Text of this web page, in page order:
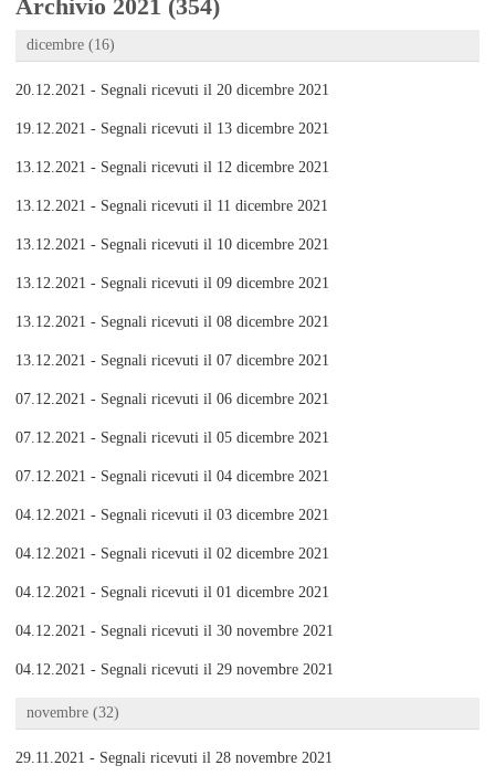
Archivio 2021 (354)
dicembre (16)
20.12.2021 - Segnali ricevuti il 20 dicembre 2021
19.12.2021 - Segnali ricevuti il 13 dicembre 2021
13.12.2021 - Segnali ricevuti il 12 dicembre 2021
13.12.2021 - Segnali ricevuti il 11 dicembre 2021
13.12.2021 - Segnali ricevuti il 10 dicembre 2021
13.12.2021 - Segnali ricevuti il 09 dicembre 2021
13.12.2021 - Segnali ricevuti il 08 dicembre 2021
13.12.2021 - Segnali ricevuti il 07 dicembre 2021
07.12.2021 - Segnali ricevuti il 06 dicembre 2021
07.12.2021 - Segnali ricevuti il 05 dicembre 2021
07.12.2021 - Segnali ricevuti il 04 dicembre 2021
04.12.2021 - Segnali ricevuti il 03 dicembre 2021
04.12.2021 - Segnali ricevuti il 02 dicembre 2021
04.12.2021 - Segnali ricevuti il 01 dicembre 2021
04.12.2021 - Segnali ricevuti il 30 novembre 2021
04.12.2021 - Segnali ricevuti il 29 novembre 2021
novembre (32)
29.11.2021 - Segnali ricevuti il 28 novembre 2021